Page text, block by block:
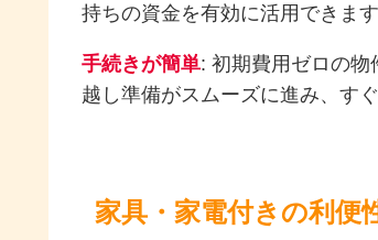
持ちの資金を有効に活用できます
手続きが簡単: 初期費用ゼロの
越し準備がスムーズに進み、す
家具・家電付きの利便